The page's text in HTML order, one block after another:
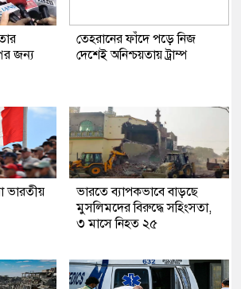
জন্য
তেহরানের ফাঁদে পড়ে নিজ
দেশেই অনিশ্চয়তায় ট্রাম্প
ভারতীয়
ভারতে ব্যাপকভাবে বাড়ছে
মুসলিমদের বিরুদ্ধে সহিংসতা,
৩ মাসে নিহত ২৫